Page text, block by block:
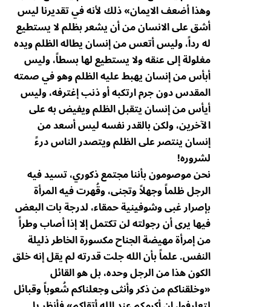
وهذا أضعف الايمان» ذلك لأنه في تقديرنا ليس
أشق على الانسان من أن يشعر بظلم لا يستطيع
له رداً، وليس أتعس من إنسان يطاله الظلم ويده
مغلولة إلى عنقه ولا يستطيع لها بسطاً، وليس
أبأس من إنسان يهبط عليه الظلم وهو في صمته
المقدس دون جرم ارتكبه أو ذنب إغترفه، وليس
أيأس من إنسان يتقبل الظلم ويفيض به على
الآخرين، ولكن بالقدر نفسه ليس أسعد من
إنسان ينتصر على الظلم ويتصدر الناس درءً
لشروره!
نحن موصومون بأننا مجتمع ذكوري، تسيد فيه
الرجل ظلماً وجهلاً وتجنى، وقُهرت فيه المرأة
بإصرار غبى وشوفينية حمقاء، لدرجة بات البعض
فيها يرى أن رجولته لن تكتمل إلا إذا أصاب وطراً
من إمرأة مهيضة الجناح مكسورة الخاطر ذليلة
النفس. علماً بأن الله جلت قدرته لم يقل إنه خلق
الكون هذا من الرجل وحده، بل هو القائل
«وخلقناكم من ذكر وأنثى وجعلناكم شُعوباً وقبائل